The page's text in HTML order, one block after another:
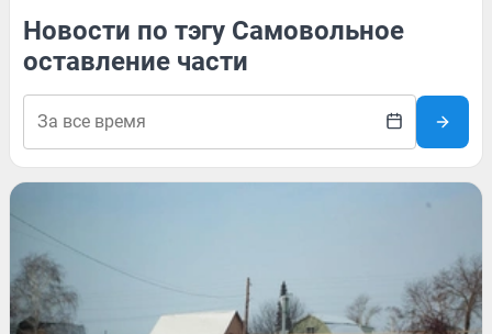
Новости по тэгу Самовольное
оставление части